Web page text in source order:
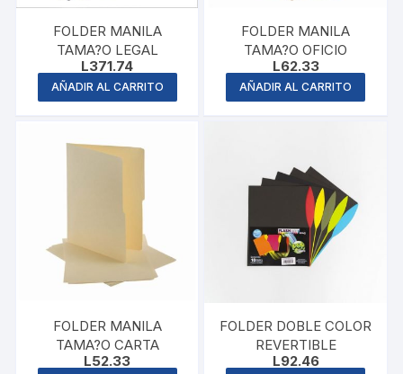
FOLDER MANILA
TAMA?O LEGAL
L371.74
AÑADIR AL CARRITO
FOLDER MANILA
TAMA?O OFICIO
L62.33
AÑADIR AL CARRITO
FOLDER MANILA
TAMA?O CARTA
L52.33
FOLDER DOBLE COLOR
REVERTIBLE
L92.46